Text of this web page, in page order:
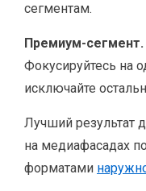
сегментам.
Премиум-сегмент.
Фокусируйтесь на
исключайте
Лучший результат
на медиафасадах
форматами